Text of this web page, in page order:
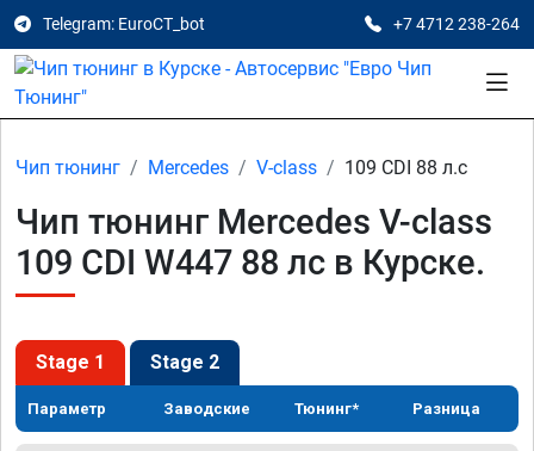
Telegram: EuroCT_bot +7 4712 238-264
Чип тюнинг Mercedes V-class 109 CDI 88 л.с
Чип тюнинг Mercedes V-class
109 CDI W447 88 лс в Курске.
Stage 1 Stage 2
Параметр Заводские Тюнинг* Разница